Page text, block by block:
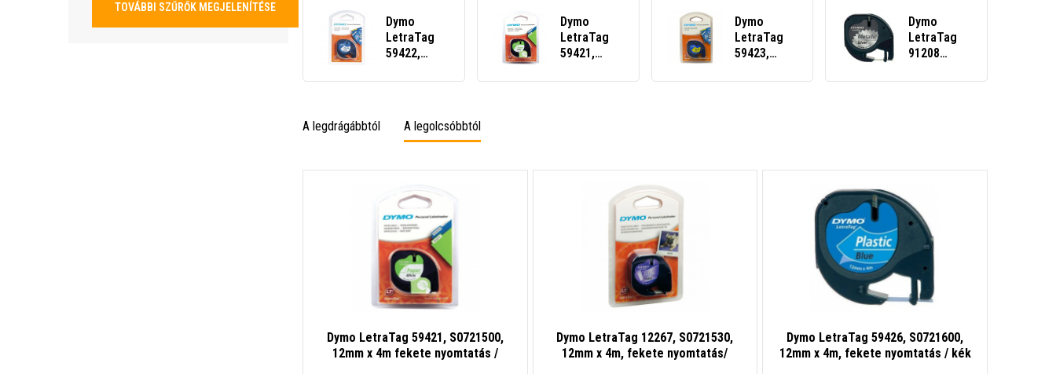
TOVÁBBI SZŰRŐK MEGJELENÍTÉSE
Dymo
LetraTag
59422,
12mm x 4m,
alapon,
eredeti
Dymo
LetraTag
59421,
12mm x 4m
Dymo
LetraTag
59423,
12mm x 4m,
Dymo
LetraTag
91208
12mm x 4m
A legdrágábbtól A legolcsóbbtól
Dymo LetraTag 59421, S0721500,
12mm x 4m fekete nyomtatás /
Dymo LetraTag 12267, S0721530,
12mm x 4m, fekete nyomtatás/
Dymo LetraTag 59426, S0721600,
12mm x 4m, fekete nyomtatás / kék